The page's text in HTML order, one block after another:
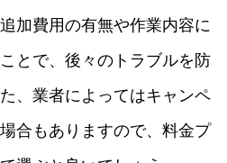
加費用の有無や作業内容に
とで、後々のトラブルを防
、業者によってはキャンペ
合もありますので、料金プ